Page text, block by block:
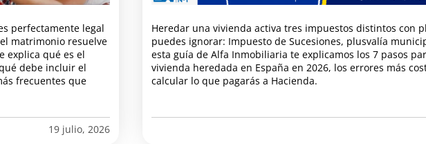
perfectamente legal
matrimonio resuelve
explica qué es el
debe incluir el
frecuentes que
19 julio, 2026
Heredar una vivienda activa tres impuestos distintos con
puedes ignorar: Impuesto de Sucesiones, plusvalía
esta guía de Alfa Inmobiliaria te explicamos los 7 pasos
vivienda heredada en España en 2026, los errores más
calcular lo que pagarás a Hacienda.